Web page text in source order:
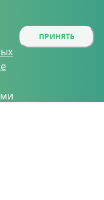
ПРИНЯТЬ